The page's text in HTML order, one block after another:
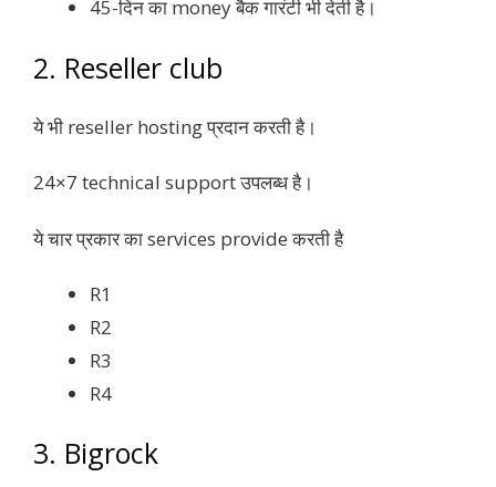
45-दिन का money बैक गारंटी भी देती है।
2. Reseller club
ये भी reseller hosting प्रदान करती है।
24×7 technical support उपलब्ध है।
ये चार प्रकार का services provide करती है
R1
R2
R3
R4
3. Bigrock